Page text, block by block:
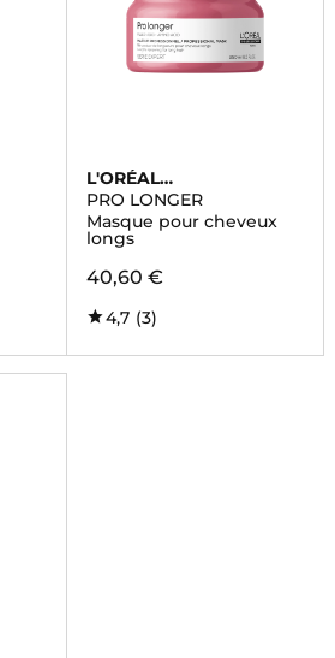
L'ORÉAL
PROFESSIONNEL
PRO LONGER
Masque pour cheveux
longs
40,60 €
4,7 (3)